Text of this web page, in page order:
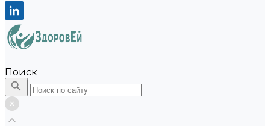
Поиск